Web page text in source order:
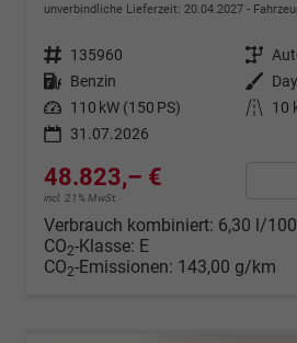
unverbindliche Lieferzeit: 20.04.2027
Fahrzeugnr. 135960 Getriebe
Kraftstoff Benzin Außenfarbe
Leistung 110 kW (150 PS) Kilometerstand
10
31.07.2026
48.823,– €
incl. 21% MwSt.
Verbrauch kombiniert: 6,30 l/
CO2-Klasse: E
CO2-Emissionen: 143,00 g/km